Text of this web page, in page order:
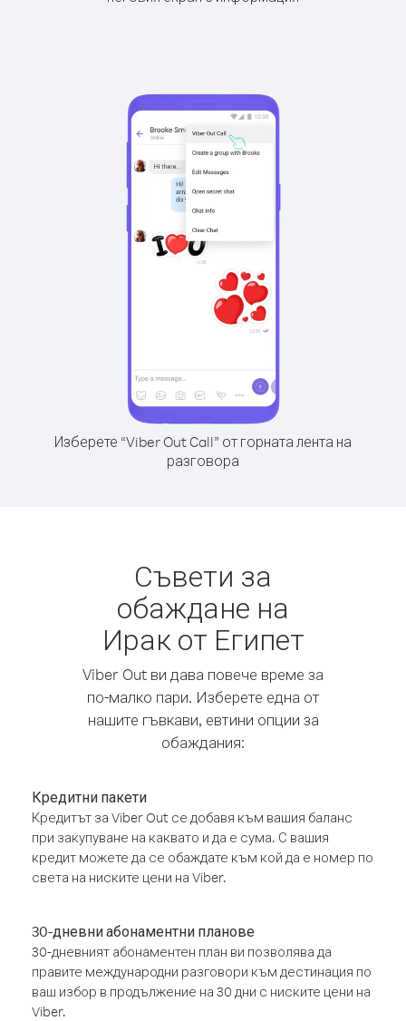
Изберете “Viber Out Call” от горната лента на
разговора
Съвети за
обаждане на
Ирак от Египет
Viber Out ви дава повече време за
по-малко пари. Изберете една от
нашите гъвкави, евтини опции за
обаждания:
Кредитни пакети
Кредитът за Viber Out се добавя към вашия баланс
при закупуване на каквато и да е сума. С вашия
кредит можете да се обаждате към кой да е номер по
света на ниските цени на Viber.
30-дневни абонаментни планове
30-дневният абонаментен план ви позволява да
правите международни разговори към дестинация по
ваш избор в продължение на 30 дни с ниските цени на
Viber.